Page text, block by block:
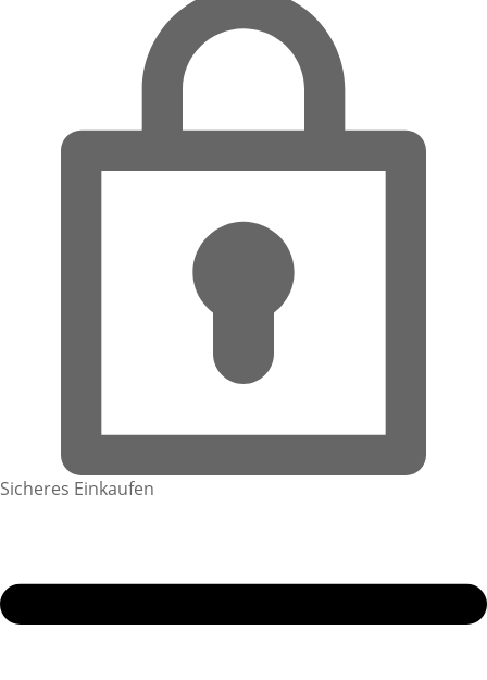
Sicheres Einkaufen